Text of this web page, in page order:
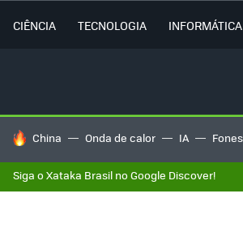
CIÊNCIA TECNOLOGIA INFORMÁTICA
TENDÊNCIAS DO DIA
China Onda de calor IA
Siga o Xataka Brasil no Google Discover!